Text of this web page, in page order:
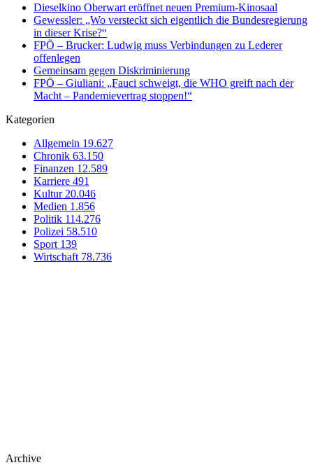
Dieselkino Oberwart eröffnet neuen Premium-Kinosaal
Gewessler: „Wo versteckt sich eigentlich die Bundesregierung
in dieser Krise?“
FPÖ – Brucker: Ludwig muss Verbindungen zu Lederer
offenlegen
Gemeinsam gegen Diskriminierung
FPÖ – Giuliani: „Fauci schweigt, die WHO greift nach der
Macht – Pandemievertrag stoppen!“
Kategorien
Allgemein 19.627
Chronik 63.150
Finanzen 12.589
Karriere 491
Kultur 20.046
Medien 1.856
Politik 114.276
Polizei 58.510
Sport 139
Wirtschaft 78.736
Archive